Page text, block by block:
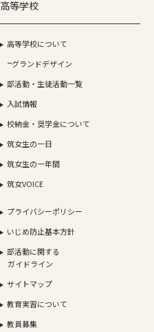
高等学校
高等学校について
グランドデザイン
部活動・生徒活動一覧
入試情報
校納金・奨学金について
筑女生の一日
筑女生の一年間
筑女VOICE
プライバシーポリシー
いじめ防止基本方針
部活動に関する
ガイドライン
サイトマップ
教育実習について
教員募集